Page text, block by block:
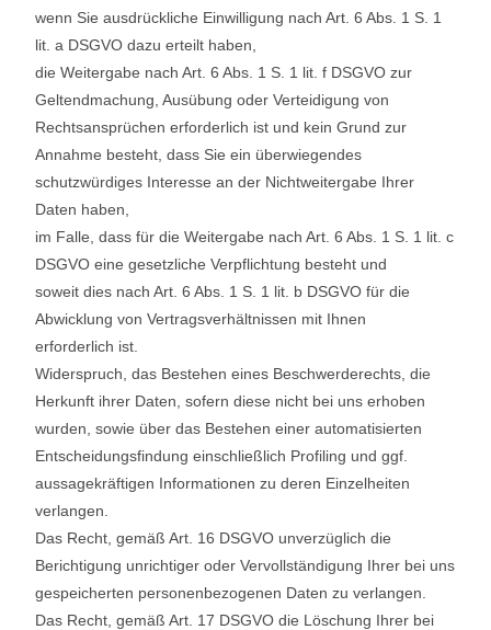
wenn Sie ausdrückliche Einwilligung nach Art. 6 Abs. 1 S. 1
lit. a DSGVO dazu erteilt haben,
die Weitergabe nach Art. 6 Abs. 1 S. 1 lit. f DSGVO zur
Geltendmachung, Ausübung oder Verteidigung von
Rechtsansprüchen erforderlich ist und kein Grund zur
Annahme besteht, dass Sie ein überwiegendes
schutzwürdiges Interesse an der Nichtweitergabe Ihrer
Daten haben,
im Falle, dass für die Weitergabe nach Art. 6 Abs. 1 S. 1 lit. c
DSGVO eine gesetzliche Verpflichtung besteht und
soweit dies nach Art. 6 Abs. 1 S. 1 lit. b DSGVO für die
Abwicklung von Vertragsverhältnissen mit Ihnen
erforderlich ist.
Widerspruch, das Bestehen eines Beschwerderechts, die
Herkunft ihrer Daten, sofern diese nicht bei uns erhoben
wurden, sowie über das Bestehen einer automatisierten
Entscheidungsfindung einschließlich Profiling und ggf.
aussagekräftigen Informationen zu deren Einzelheiten
verlangen.
Das Recht, gemäß Art. 16 DSGVO unverzüglich die
Berichtigung unrichtiger oder Vervollständigung Ihrer bei uns
gespeicherten personenbezogenen Daten zu verlangen.
Das Recht, gemäß Art. 17 DSGVO die Löschung Ihrer bei